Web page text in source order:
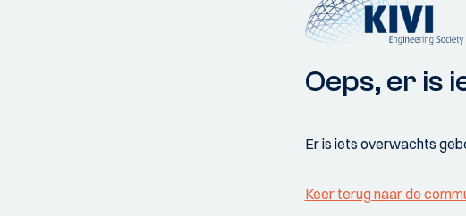
Oeps, er is
Er is iets overwachts
Keer terug naar de